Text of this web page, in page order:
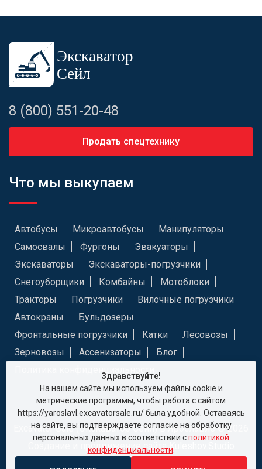
8 (800) 551-20-48
Продать спецтехнику
Что мы выкупаем
Автобусы Микроавтобусы
Манипуляторы
Самосвалы
Фургоны
Эвакуаторы
Экскаваторы
Экскаваторы-погрузчики
Снегоуборщики
Комбайны
Мотоблоки
Тракторы
Погрузчики
Вилочные погрузчики
Автокраны
Бульдозеры
Фронтальные погрузчики
Катки
Лесовозы
Зерновозы
Ассенизаторы
Блог
Политика конфиденциальности
Excavator Sale (Экскаватор Сейл) в Ярославле © 2026
Создание и продвижение сайтаKuleshov.Studio
Здравствуйте!
На нашем сайте мы используем файлы cookie и
метрические программы, чтобы работа с сайтом
https://yaroslavl.excavatorsale.ru/ была удобной. Оставаясь
на сайте, вы подтверждаете согласие на обработку
персональных данных в соответствии сполитикой
конфиденциальности